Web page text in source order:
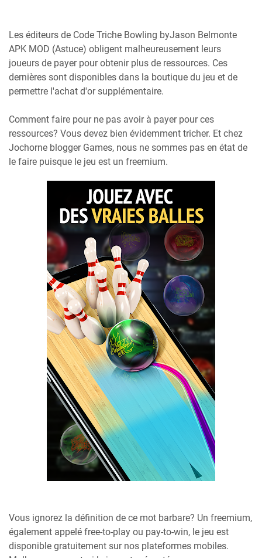
Les éditeurs de Code Triche Bowling byJason Belmonte
APK MOD (Astuce) obligent malheureusement leurs
joueurs de payer pour obtenir plus de ressources. Ces
dernières sont disponibles dans la boutique du jeu et de
permettre l'achat d'or supplémentaire.
Comment faire pour ne pas avoir à payer pour ces
ressources? Vous devez bien évidemment tricher. Et chez
Jochorne blogger Games, nous ne sommes pas en état de
le faire puisque le jeu est un freemium.
Vous ignorez la définition de ce mot barbare? Un freemium,
également appelé free-to-play ou pay-to-win, le jeu est
disponible gratuitement sur nos plateformes mobiles.